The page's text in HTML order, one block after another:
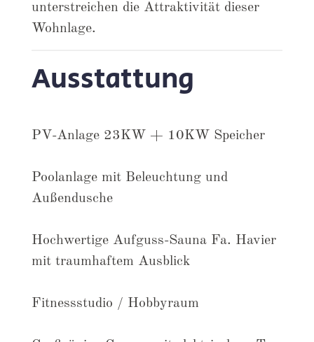
unterstreichen die Attraktivität dieser
Wohnlage.
Ausstattung
PV-Anlage 23KW + 10KW Speicher
Poolanlage mit Beleuchtung und
Außendusche
Hochwertige Aufguss-Sauna Fa. Havier
mit traumhaftem Ausblick
Fitnessstudio / Hobbyraum